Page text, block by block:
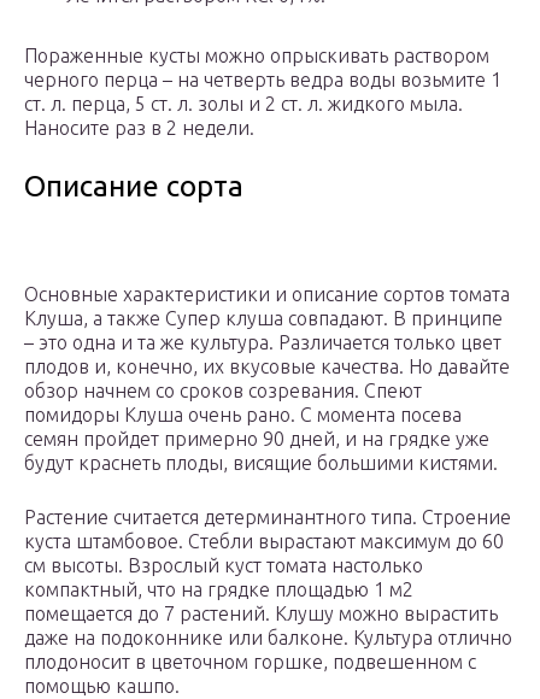
Пораженные кусты можно опрыскивать раствором
черного перца – на четверть ведра воды возьмите 1
ст. л. перца, 5 ст. л. золы и 2 ст. л. жидкого мыла.
Наносите раз в 2 недели.
Описание сорта
Основные характеристики и описание сортов томата
Клуша, а также Супер клуша совпадают. В принципе
– это одна и та же культура. Различается только цвет
плодов и, конечно, их вкусовые качества. Но давайте
обзор начнем со сроков созревания. Спеют
помидоры Клуша очень рано. С момента посева
семян пройдет примерно 90 дней, и на грядке уже
будут краснеть плоды, висящие большими кистями.
Растение считается детерминантного типа. Строение
куста штамбовое. Стебли вырастают максимум до 60
см высоты. Взрослый куст томата настолько
компактный, что на грядке площадью 1 м2
помещается до 7 растений. Клушу можно вырастить
даже на подоконнике или балконе. Культура отлично
плодоносит в цветочном горшке, подвешенном с
помощью кашпо.